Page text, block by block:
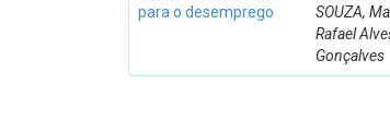
para o desemprego
SOUZA,
Rafael
Gonçalves